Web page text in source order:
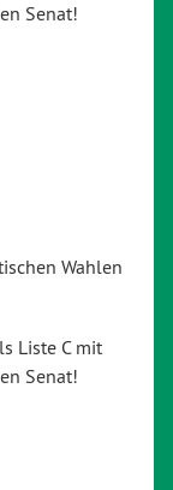
Senat!
Wahlen
Liste C mit
Senat!